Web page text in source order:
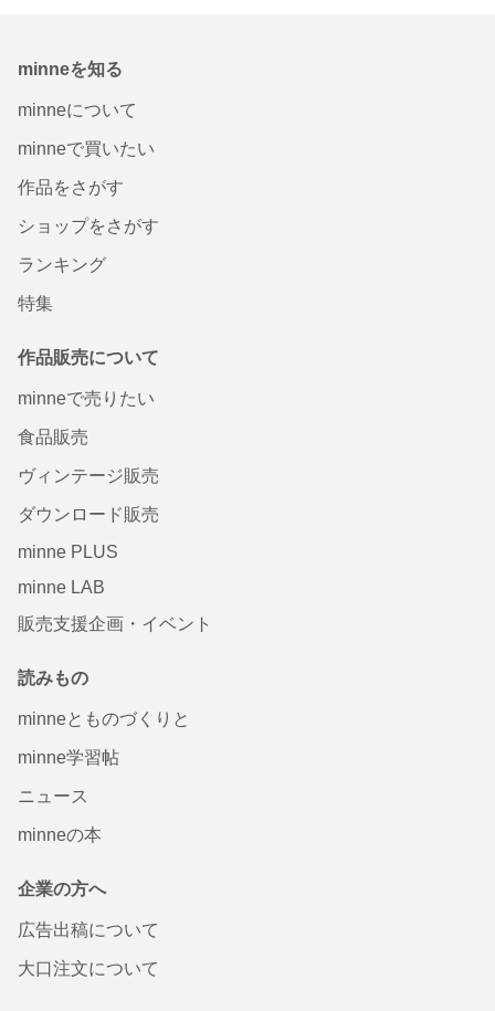
minneを知る
minneについて
minneで買いたい
作品をさがす
ショップをさがす
ランキング
特集
作品販売について
minneで売りたい
食品販売
ヴィンテージ販売
ダウンロード販売
minne PLUS
minne LAB
販売支援企画・イベント
読みもの
minneとものづくりと
minne学習帖
ニュース
minneの本
企業の方へ
広告出稿について
大口注文について